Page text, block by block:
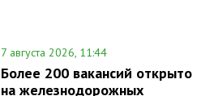
7 августа 2026, 11:44
Более 200 вакансий открыто
на железнодорожных